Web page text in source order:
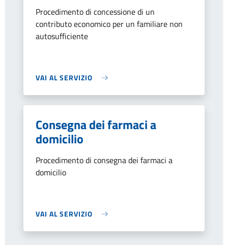
Procedimento di concessione di un
contributo economico per un familiare non
autosufficiente
VAI AL SERVIZIO
Consegna dei farmaci a
domicilio
Procedimento di consegna dei farmaci a
domicilio
VAI AL SERVIZIO